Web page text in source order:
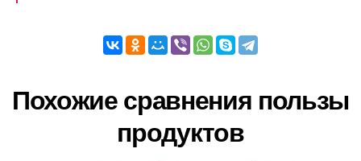
Похожие сравнения пользы
продуктов